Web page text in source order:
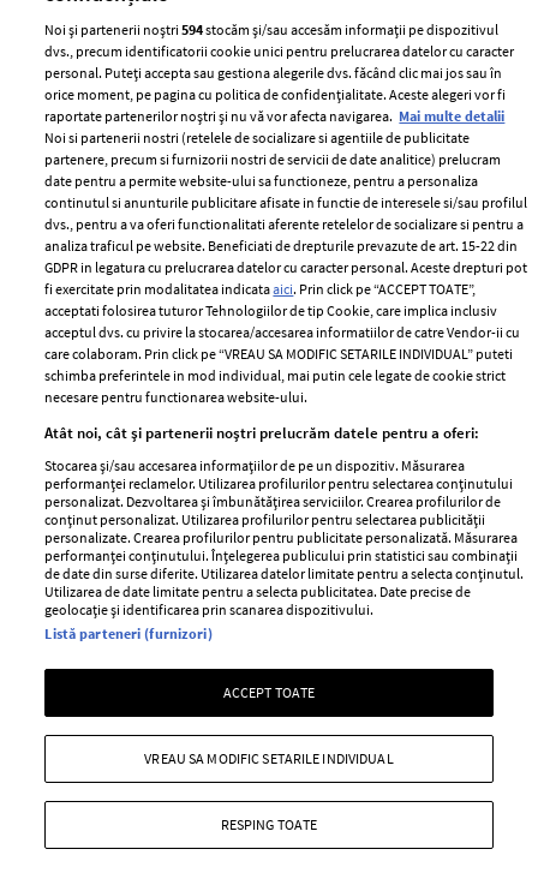
+ MAI MULTE
ACCESSORIZE 08 iunie 2011
Ne plac pentru ca sunt incapatoare, pentru ca se
potrivesc cu majoritatea tinutelor si pentru ca sunt un
must-have al sezonului.
+ MAI MULTE
Noi și partenerii noștri594stocăm și/sau accesăm informații pe dispozitivul
dvs., precum identificatorii cookie unici pentru prelucrarea datelor cu caracter
personal. Puteți accepta sau gestiona alegerile dvs. făcând clic mai jos sau în
orice moment, pe pagina cu politica de confidențialitate. Aceste alegeri vor fi
raportate partenerilor noștri și nu vă vor afecta navigarea. Mai multe detalii
Noi si partenerii nostri (retelele de socializare si agentiile de publicitate
partenere, precum si furnizorii nostri de servicii de date analitice) prelucram
date pentru a permite website-ului sa functioneze, pentru a personaliza
continutul si anunturile publicitare afisate in functie de interesele si/sau profilul
dvs., pentru a va oferi functionalitati aferente retelelor de socializare si pentru a
analiza traficul pe website. Beneficiati de drepturile prevazute de art. 15-22 din
GDPR in legatura cu prelucrarea datelor cu caracter personal. Aceste drepturi pot
fi exercitate prin modalitatea indicataaici. Prin click pe “ACCEPT TOATE”,
acceptati folosirea tuturor Tehnologiilor de tip Cookie, care implica inclusiv
acceptul dvs. cu privire la stocarea/accesarea informatiilor de catre Vendor-ii cu
care colaboram. Prin click pe “VREAU SA MODIFIC SETARILE INDIVIDUAL” puteti
schimba preferintele in mod individual, mai putin cele legate de cookie strict
necesare pentru functionarea website-ului.
Atât noi, cât și partenerii noștri prelucrăm datele pentru a oferi:
Stocarea și/sau accesarea informațiilor de pe un dispozitiv. Măsurarea
performanței reclamelor. Utilizarea profilurilor pentru selectarea conținutului
personalizat. Dezvoltarea și îmbunătățirea serviciilor. Crearea profilurilor de
conținut personalizat. Utilizarea profilurilor pentru selectarea publicității
personalizate. Crearea profilurilor pentru publicitate personalizată. Măsurarea
performanței conținutului. Înțelegerea publicului prin statistici sau combinații
de date din surse diferite. Utilizarea datelor limitate pentru a selecta conținutul.
Utilizarea de date limitate pentru a selecta publicitatea. Date precise de
geolocație și identificarea prin scanarea dispozitivului.
Listă parteneri (furnizori)
ACCEPT TOATE
RESPING TOATE
VREAU SA MODIFIC SETARILE INDIVIDUAL